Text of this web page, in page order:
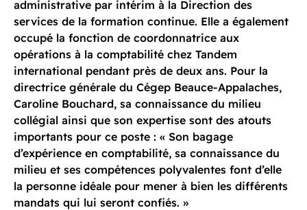
administrative par intérim à la Direction des
services de la formation continue. Elle a également
occupé la fonction de coordonnatrice aux
opérations à la comptabilité chez Tandem
international pendant près de deux ans. Pour la
directrice générale du Cégep Beauce-Appalaches,
Caroline Bouchard, sa connaissance du milieu
collégial ainsi que son expertise sont des atouts
importants pour ce poste : « Son bagage
d’expérience en comptabilité, sa connaissance du
milieu et ses compétences polyvalentes font d’elle
la personne idéale pour mener à bien les différents
mandats qui lui seront confiés. »